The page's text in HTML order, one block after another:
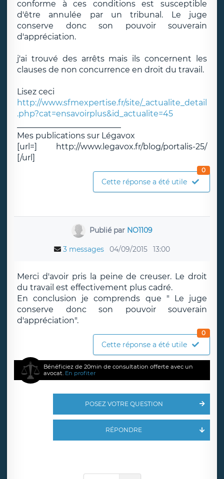
conforme à ces conditions est susceptible
d'être annulée par un tribunal. Le juge
conserve donc son pouvoir souverain
d'appréciation.
j'ai trouvé des arrêts mais ils concernent les
clauses de non concurrence en droit du travail.
Lisez ceci
http://www.sfmexpertise.fr/site/_actualite_detail
.php?cat=ensavoirplus&id_actualite=45
Mes publications sur Légavox
[url=] http://www.legavox.fr/blog/portalis-25/
[/url]
Cette réponse a été utile
0
Publié par NO1109
3 messages 04/09/2015 13:00
Merci d'avoir pris la peine de creuser. Le droit
du travail est effectivement plus cadré.
En conclusion je comprends que " Le juge
conserve donc son pouvoir souverain
d'appréciation".
Cette réponse a été utile
0
Bénéficiez de 20min de consultation offerte avec un
avocat. En profiter
POSEZ VOTRE QUESTION
RÉPONDRE